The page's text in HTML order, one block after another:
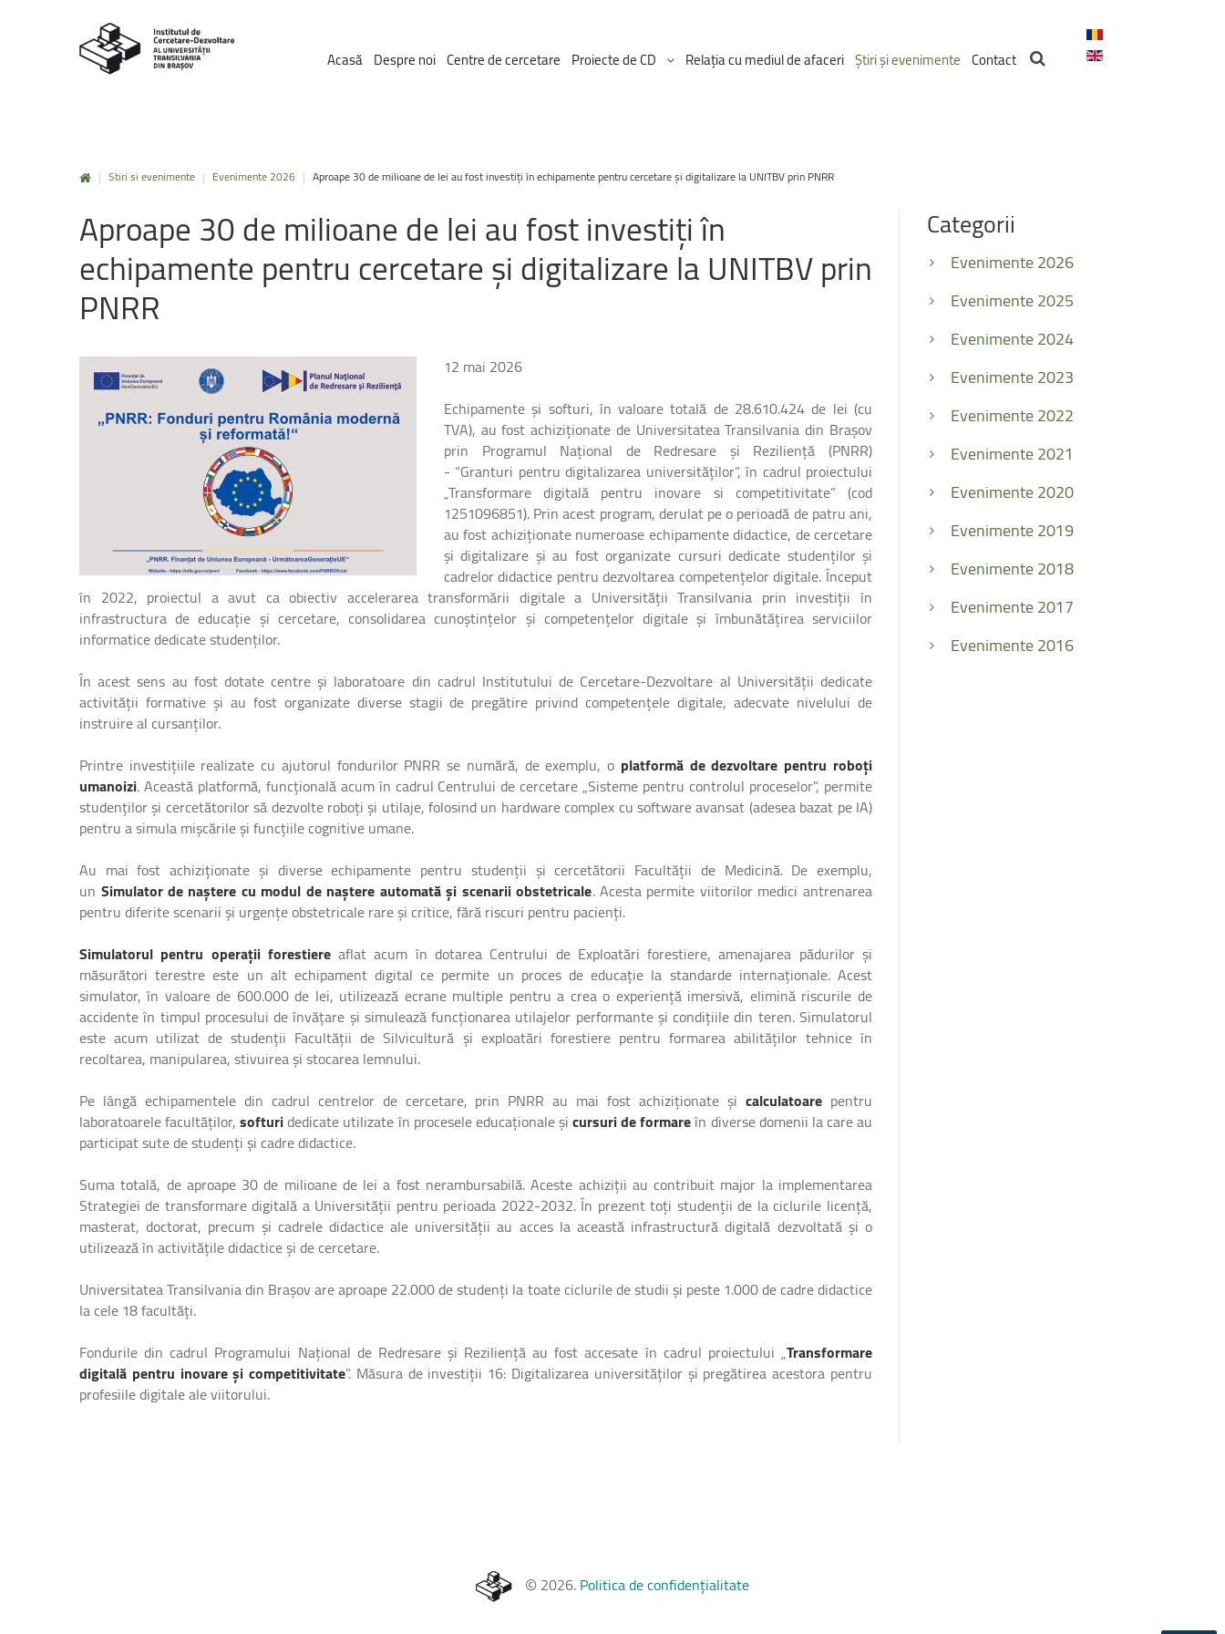
Acasă Despre noi Centre de cercetare Proiecte de CD
Proiecte Ongoing
Relația cu mediul de afaceri Știri și evenimente Contact
| Stiri si evenimente | Evenimente 2026 | Aproape 30 de milioane de lei au fost investiți în echipamente pentru cercetare și digitalizare la UNITBV prin PNRR
Aproape 30de milioane de lei au fostinvestițiîn
echipamente pentru cercetare și digitalizare la UNITBVprin
PNRR
12 mai 2026
Echipamente și softuri, în valoare totală de 28.610.424 de lei (cu
TVA), au fost achiziționate de Universitatea Transilvania din Brașov
prin Programul Național de Redresare și Reziliență (PNRR)
- “Granturi pentru digitalizarea universităților”, în cadrul proiectului
„Transformare digitală pentru inovare si competitivitate” (cod
1251096851). Prin acest program, derulat pe o perioadă de patru ani,
au fost achiziționate numeroase echipamente didactice, de cercetare
și digitalizare și au fost organizate cursuri dedicate studenților și
cadrelor didactice pentru dezvoltarea competențelor digitale. Început
în 2022, proiectul a avut ca obiectiv accelerarea transformării digitale a Universității Transilvania prin investiții în
infrastructura de educație şi cercetare, consolidarea cunoștințelor și competențelor digitale şi îmbunătățirea serviciilor
informatice dedicate studenților.
În acest sens au fost dotate centre și laboratoare din cadrul Institutului de Cercetare-Dezvoltare al Universității dedicate
activității formative și au fost organizate diverse stagii de pregătire privind competențele digitale, adecvate nivelului de
instruire al cursanților.
Printre investițiile realizate cu ajutorul fondurilor PNRR se numără, de exemplu, o platformă de dezvoltare pentru roboți
umanoizi. Această platformă, funcțională acum în cadrul Centrului de cercetare „Sisteme pentru controlul proceselor”, permite
studenților și cercetătorilor să dezvolte roboți și utilaje, folosind un hardware complex cu software avansat (adesea bazat pe IA)
pentru a simula mișcările și funcțiile cognitive umane.
Au mai fost achiziționate și diverse echipamente pentru studenții și cercetătorii Facultății de Medicină. De exemplu,
un Simulator de naștere cu modul de naștere automată și scenarii obstetricale. Acesta permite viitorilor medici antrenarea
pentru diferite scenarii și urgențe obstetricale rare și critice, fără riscuri pentru pacienți.
Simulatorul pentru operații forestiereaflat acum în dotarea Centrului de Exploatări forestiere, amenajarea pădurilor și
măsurători terestre este un alt echipament digital ce permite un proces de educație la standarde internaționale. Acest
simulator, în valoare de 600.000 de lei, utilizează ecrane multiple pentru a crea o experiență imersivă, elimină riscurile de
accidente în timpul procesului de învățare și simulează funcționarea utilajelor performante și condițiile din teren. Simulatorul
este acum utilizat de studenții Facultății de Silvicultură și exploatări forestiere pentru formarea abilităților tehnice în
recoltarea, manipularea, stivuirea și stocarea lemnului.
Pe lângă echipamentele din cadrul centrelor de cercetare, prin PNRR au mai fost achiziționate șicalculatoare pentru
laboratoarele facultăților,softuridedicate utilizate în procesele educaționale șicursuri de formareîn diverse domenii la care au
participat sute de studenți și cadre didactice.
Suma totală, de aproape 30 de milioane de lei a fost nerambursabilă. Aceste achiziții au contribuit major la implementarea
Strategiei de transformare digitală a Universității pentru perioada 2022-2032. În prezent toți studenții de la ciclurile licență,
masterat, doctorat, precum şi cadrele didactice ale universității au acces la această infrastructură digitală dezvoltată și o
utilizează în activitățile didactice și de cercetare.
Universitatea Transilvania din Braşov are aproape 22.000 de studenți la toate ciclurile de studii şi peste 1.000 de cadre didactice
la cele 18 facultăți.
Fondurile din cadrul Programului Național de Redresare și Reziliență au fost accesate în cadrul proiectului „Transformare
digitală pentru inovare și competitivitate”. Măsura de investiții 16: Digitalizarea universităților și pregătirea acestora pentru
profesiile digitale ale viitorului.
Categorii
Evenimente 2026
Evenimente 2025
Evenimente 2024
Evenimente 2023
Evenimente 2022
Evenimente 2021
Evenimente 2020
Evenimente 2019
Evenimente 2018
Evenimente 2017
Evenimente 2016
© 2026. Politica de confidențialitate